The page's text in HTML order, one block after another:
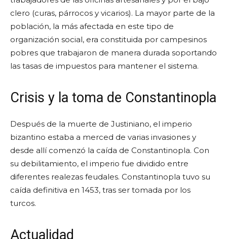
clero (curas, párrocos y vicarios). La mayor parte de la
población, la más afectada en este tipo de
organización social, era constituida por campesinos
pobres que trabajaron de manera durada soportando
las tasas de impuestos para mantener el sistema.
Crisis y la toma de Constantinopla
Después de la muerte de Justiniano, el imperio
bizantino estaba a merced de varias invasiones y
desde allí comenzó la caída de Constantinopla. Con
su debilitamiento, el imperio fue dividido entre
diferentes realezas feudales. Constantinopla tuvo su
caída definitiva en 1453, tras ser tomada por los
turcos.
Actualidad